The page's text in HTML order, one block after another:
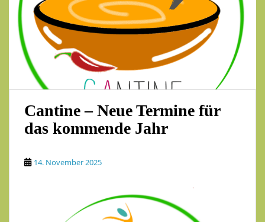
Cantine – Neue Termine für
das kommende Jahr
14. November 2025